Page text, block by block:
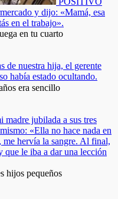
y dijo: «Mamá, esa
en el trabajo».
en tu cuarto
de nuestra hija, el gerente
había estado ocultando.
era sencillo
madre jubilada a sus tres
«Ella no hace nada en
me hervía la sangre. Al final,
que le iba a dar una lección
hijos pequeños